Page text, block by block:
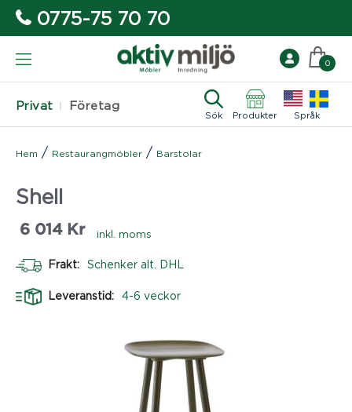
0775-75 70 70
Privat Företag
Sök Produkter Språk
0
Hem / Restaurangmöbler / Barstolar
Shell
6 014 Kr inkl. moms
Frakt: Schenker alt. DHL
Leveranstid: 4-6 veckor